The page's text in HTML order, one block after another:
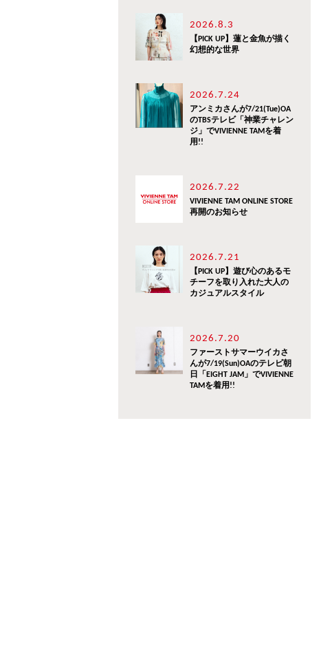
2026.8.3
【PICK UP】蓮と金魚が描く
幻想的な世界
2026.7.24
アンミカさんが7/21(Tue)OA
のTBSテレビ「神業チャレン
ジ」でVIVIENNE TAMを着
用!!
2026.7.22
VIVIENNE TAM ONLINE STORE
再開のお知らせ
2026.7.21
【PICK UP】遊び心のあるモ
チーフを取り入れた大人の
カジュアルスタイル
2026.7.20
ファーストサマーウイカさ
んが7/19(Sun)OAのテレビ朝
日「EIGHT JAM」でVIVIENNE
TAMを着用!!